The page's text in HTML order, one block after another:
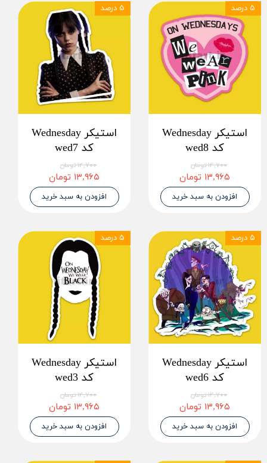
استیکر Wednesday
کد wed8
۱۴,۷۰۰ تومان
۱۳,۹۶۵ تومان
افزودن به سبد خرید
۵ درصد
استیکر Wednesday
کد wed7
۱۴,۷۰۰ تومان
۱۳,۹۶۵ تومان
افزودن به سبد خرید
۵ درصد
استیکر Wednesday
کد wed6
۱۴,۷۰۰ تومان
۱۳,۹۶۵ تومان
افزودن به سبد خرید
۵ درصد
استیکر Wednesday
کد wed3
۱۴,۷۰۰ تومان
۱۳,۹۶۵ تومان
افزودن به سبد خرید
۵ درصد